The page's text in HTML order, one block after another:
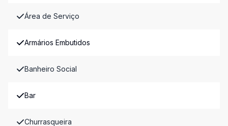
Área de Serviço
Armários Embutidos
Banheiro Social
Bar
Churrasqueira